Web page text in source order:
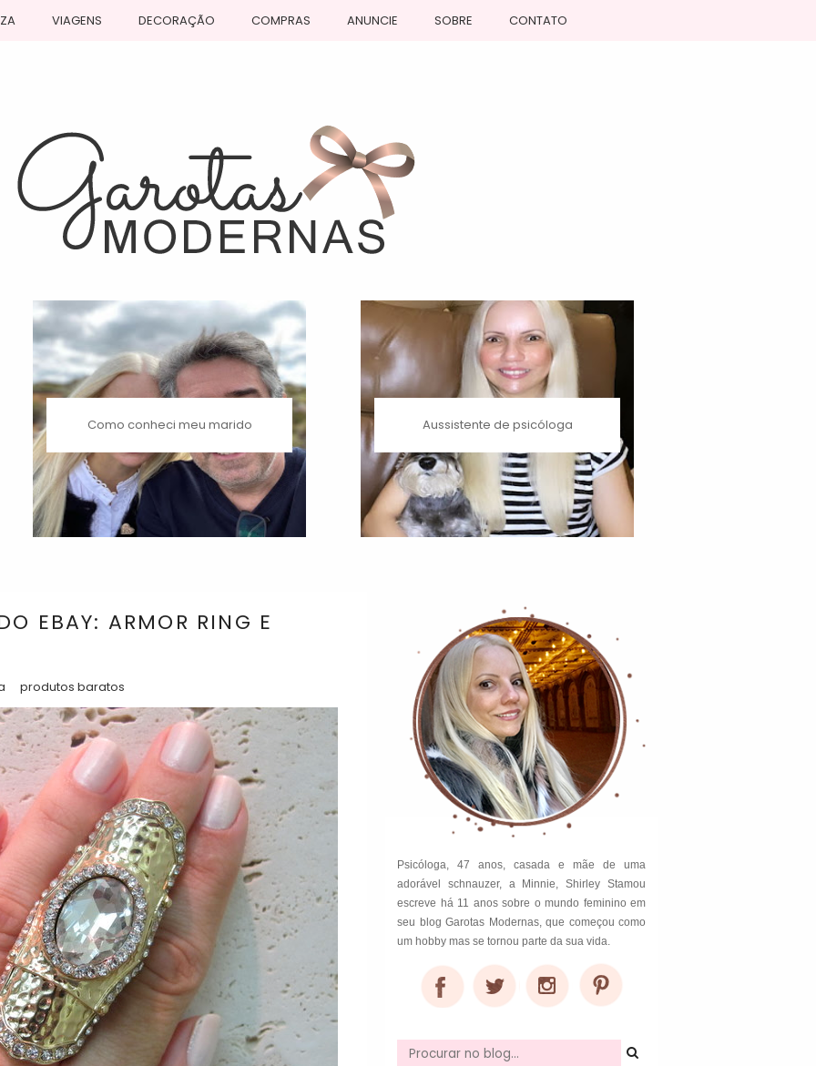
VIAGENS DECORAÇÃO COMPRAS ANUNCIE SOBRE CONTATO
Como conheci meu marido Aussistente de psicóloga
EBAY: ARMOR RING E
produtos baratos
Psicóloga, 47 anos, casada e mãe de uma
adorável schnauzer, a Minnie, Shirley Stamou
escreve há 11 anos sobre o mundo feminino em
seu blog Garotas Modernas, que começou como
um hobby mas se tornou parte da sua vida.